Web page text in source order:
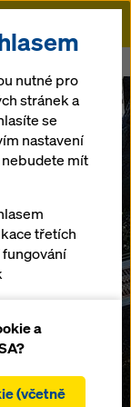
nutné pro
stránek a
se
nastavení
mít
třetích
cookie),
při
a
(včetně